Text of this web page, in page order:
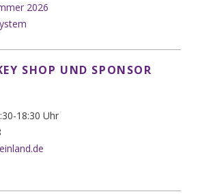
2026
SHOP UND SPONSOR
18:30 Uhr